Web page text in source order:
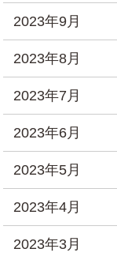
2023年9月
2023年8月
2023年7月
2023年6月
2023年5月
2023年4月
2023年3月